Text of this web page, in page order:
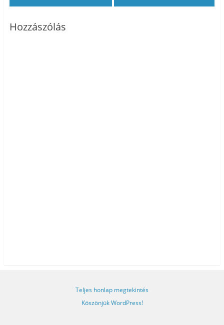
Hozzászólás
Teljes honlap megtekintés
Köszönjük WordPress!